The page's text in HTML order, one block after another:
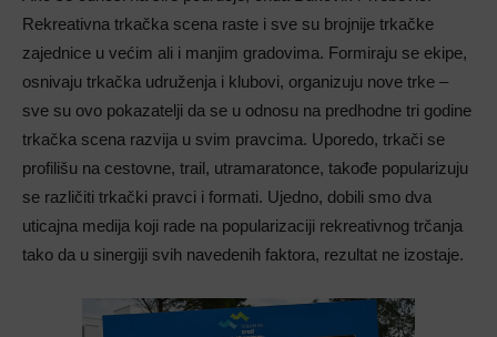
Rekreativna trkačka scena raste i sve su brojnije trkačke
zajednice u većim ali i manjim gradovima. Formiraju se ekipe,
osnivaju trkačka udruženja i klubovi, organizuju nove trke –
sve su ovo pokazatelji da se u odnosu na predhodne tri godine
trkačka scena razvija u svim pravcima. Uporedo, trkači se
profilišu na cestovne, trail, utramaratonce, takođe popularizuju
se različiti trkački pravci i formati. Ujedno, dobili smo dva
uticajna medija koji rade na popularizaciji rekreativnog trčanja
tako da u sinergiji svih navedenih faktora, rezultat ne izostaje.